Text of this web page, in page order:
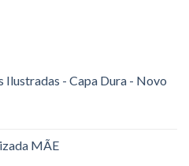
- Capa Dura - Novo
MÃE